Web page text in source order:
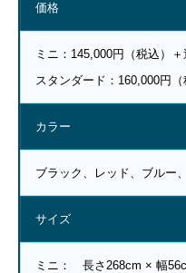
価格
ミニ：145,000円（税込）
スタンダード：160,000円
カラー
ブラック、レッド、ブルー
サイズ
ミニ： 長さ268cm × 幅